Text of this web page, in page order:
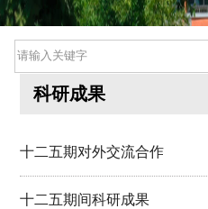
院情总览
科研成果
十二五期对外交流合作
十二五期间科研成果